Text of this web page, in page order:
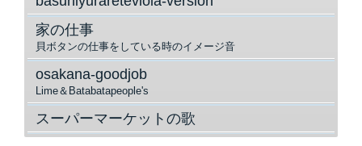
家の仕事
貝ボタンの仕事をしている時のイメージ音
osakana-goodjob
Lime＆Batabatapeople's
スーパーマーケットの歌